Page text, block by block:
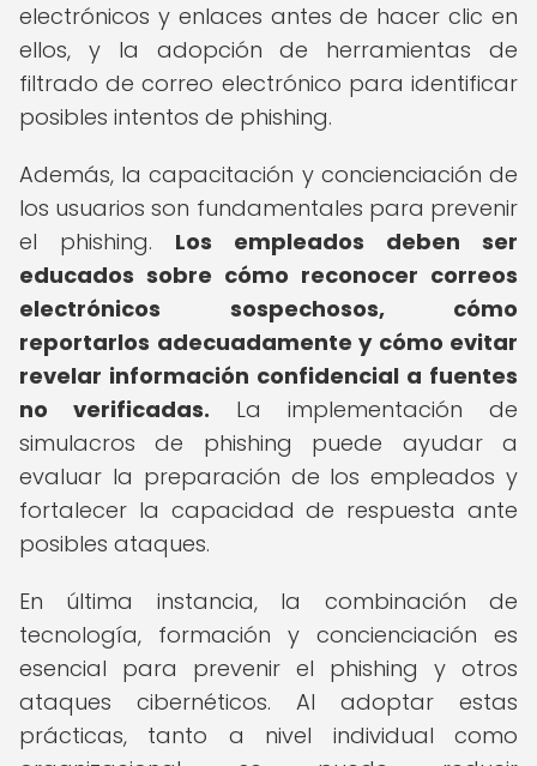
electrónicos y enlaces antes de hacer clic en
ellos, y la adopción de herramientas de
filtrado de correo electrónico para identificar
posibles intentos de phishing.
Además, la capacitación y concienciación de
los usuarios son fundamentales para prevenir
el phishing. Los empleados deben ser
educados sobre cómo reconocer correos
electrónicos sospechosos, cómo
reportarlos adecuadamente y cómo evitar
revelar información confidencial a fuentes
no verificadas. La implementación de
simulacros de phishing puede ayudar a
evaluar la preparación de los empleados y
fortalecer la capacidad de respuesta ante
posibles ataques.
En última instancia, la combinación de
tecnología, formación y concienciación es
esencial para prevenir el phishing y otros
ataques cibernéticos. Al adoptar estas
prácticas, tanto a nivel individual como